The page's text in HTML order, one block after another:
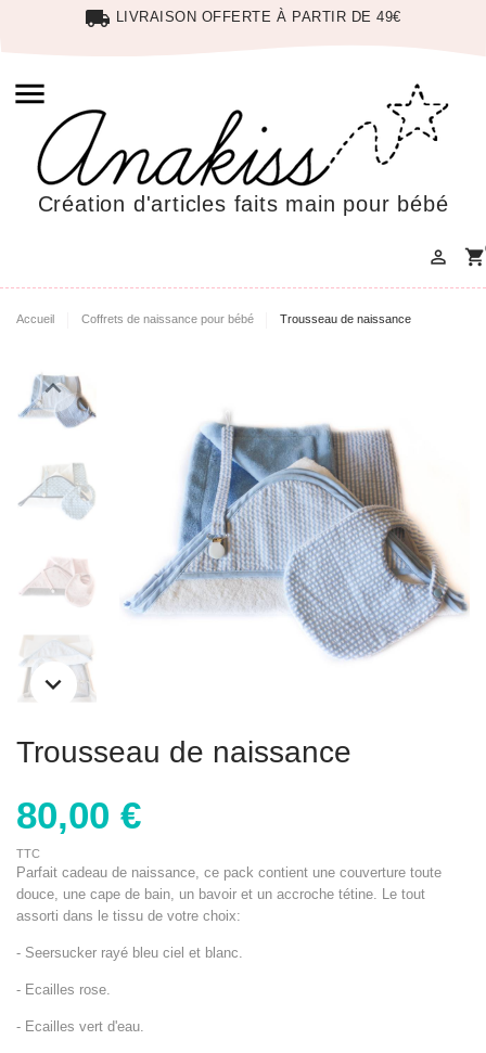
local_shipping LIVRAISON OFFERTE À PARTIR DE 49€

Création d'articles faits main pour bébé
 shopping_cart
Accueil Coffrets de naissance pour bébé Trousseau de naissance
Trousseau de naissance
80,00 €
TTC
Parfait cadeau de naissance, ce pack contient une couverture toute
douce, une cape de bain, un bavoir et un accroche tétine. Le tout
assorti dans le tissu de votre choix:
- Seersucker rayé bleu ciel et blanc.
- Ecailles rose.
- Ecailles vert d'eau.